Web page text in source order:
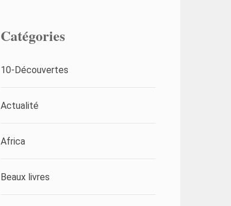
Catégories
10-Découvertes
Actualité
Africa
Beaux livres